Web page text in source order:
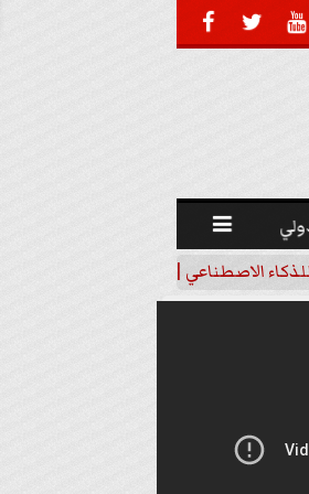
  

الاصطناعي | فيديو